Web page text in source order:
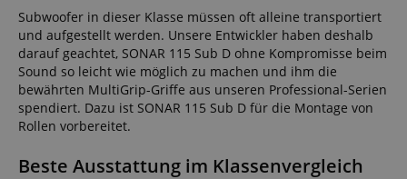
Subwoofer in dieser Klasse müssen oft alleine transportiert
und aufgestellt werden. Unsere Entwickler haben deshalb
darauf geachtet, SONAR 115 Sub D ohne Kompromisse beim
Sound so leicht wie möglich zu machen und ihm die
bewährten MultiGrip-Griffe aus unseren Professional-Serien
spendiert. Dazu ist SONAR 115 Sub D für die Montage von
Rollen vorbereitet.
Beste Ausstattung im Klassenvergleich